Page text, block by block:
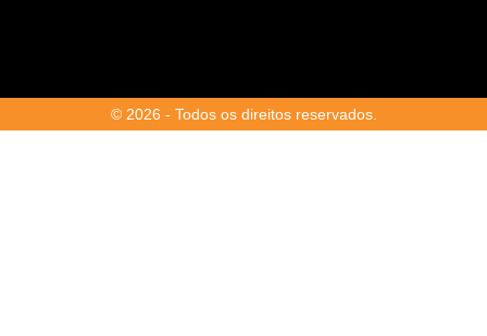
© 2026 - Todos os direitos reservados.